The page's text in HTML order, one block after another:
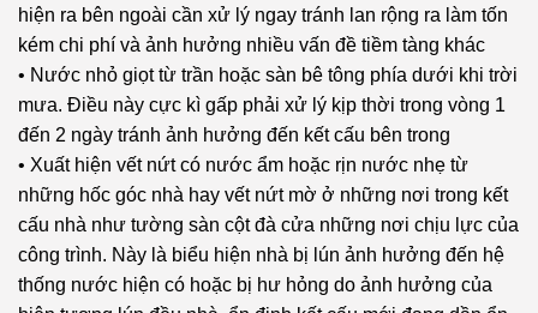
hiện ra bên ngoài cần xử lý ngay tránh lan rộng ra làm tốn
kém chi phí và ảnh hưởng nhiều vấn đề tiềm tàng khác
• Nước nhỏ giọt từ trần hoặc sàn bê tông phía dưới khi trời
mưa. Điều này cực kì gấp phải xử lý kịp thời trong vòng 1
đến 2 ngày tránh ảnh hưởng đến kết cấu bên trong
• Xuất hiện vết nứt có nước ẩm hoặc rịn nước nhẹ từ
những hốc góc nhà hay vết nứt mờ ở những nơi trong kết
cấu nhà như tường sàn cột đà cửa những nơi chịu lực của
công trình. Này là biểu hiện nhà bị lún ảnh hưởng đến hệ
thống nước hiện có hoặc bị hư hỏng do ảnh hưởng của